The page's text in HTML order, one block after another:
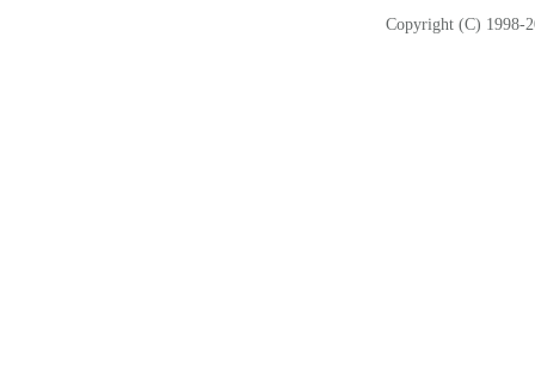
Copyright (C) 1998-